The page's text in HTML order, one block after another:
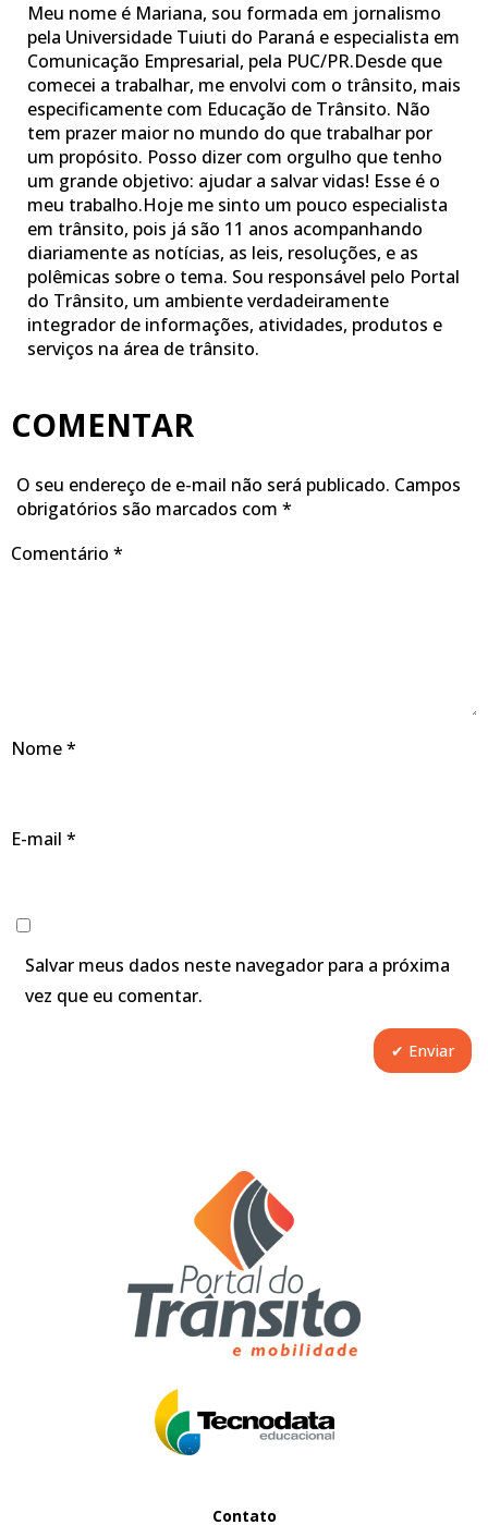
Meu nome é Mariana, sou formada em jornalismo
pela Universidade Tuiuti do Paraná e especialista em
Comunicação Empresarial, pela PUC/PR.Desde que
comecei a trabalhar, me envolvi com o trânsito, mais
especificamente com Educação de Trânsito. Não
tem prazer maior no mundo do que trabalhar por
um propósito. Posso dizer com orgulho que tenho
um grande objetivo: ajudar a salvar vidas! Esse é o
meu trabalho.Hoje me sinto um pouco especialista
em trânsito, pois já são 11 anos acompanhando
diariamente as notícias, as leis, resoluções, e as
polêmicas sobre o tema. Sou responsável pelo Portal
do Trânsito, um ambiente verdadeiramente
integrador de informações, atividades, produtos e
serviços na área de trânsito.
COMENTAR
O seu endereço de e-mail não será publicado. Campos
obrigatórios são marcados com *
Comentário *
Nome*
E-mail *
Salvar meus dados neste navegador para a próxima
vez que eu comentar.
Contato